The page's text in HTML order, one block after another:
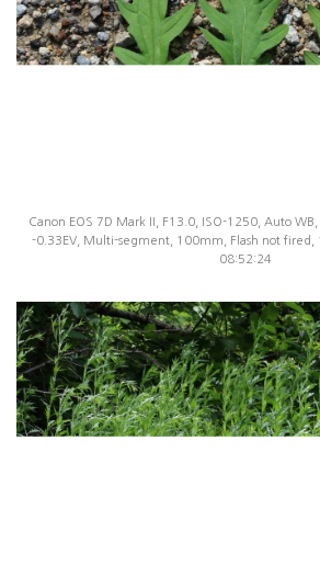
Canon EOS 7D Mark II, F13.0, ISO-1250, Auto
-0.33EV, Multi-segment, 100mm, Flash not
08:52:24